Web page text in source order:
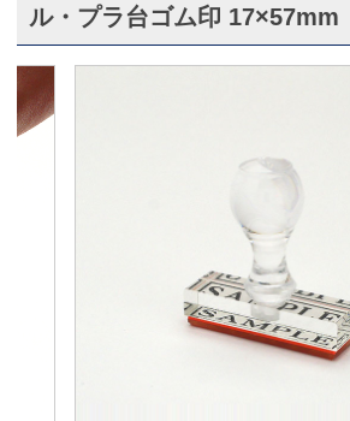
ル・プラ台ゴム印 17×57mm